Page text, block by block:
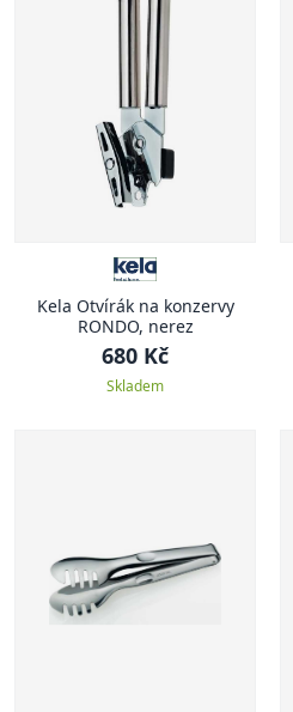
Kela Otvírák na konzervy
RONDO, nerez
680 Kč
Skladem